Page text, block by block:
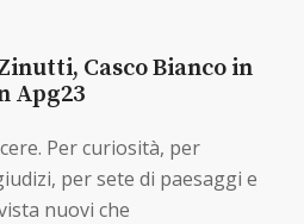
Casco Bianco in
Apg23
Per curiosità, per
per sete di paesaggi e
nuovi che